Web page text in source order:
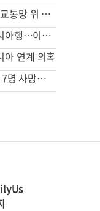
현대 테라타워 구리갈매, 사통팔달 교통망 위 복합 비즈니스 캠퍼스
“한국서 선적한 정제유 약 3만t 러시아행…이례적 거래”
연계 의혹
[영상] 태국 중학생 총기 난사, 최소 7명 사망…집에선 살해된 조부모